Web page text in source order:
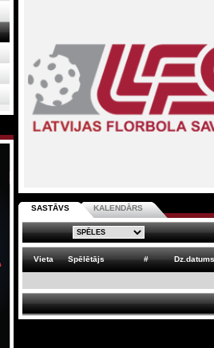
SASTĀVS KALENDĀRS
Vieta Spēlētājs # Dz.datums